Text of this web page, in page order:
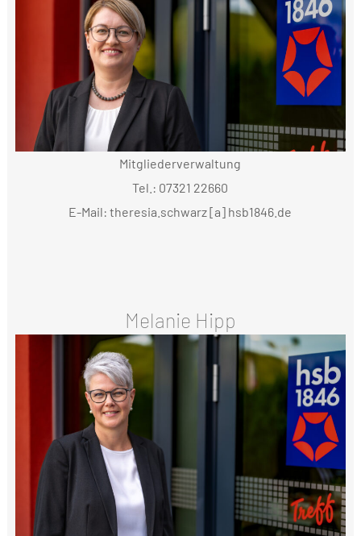
Mitgliederverwaltung
Tel.: 07321 22660
E-Mail: theresia.schwarz [a] hsb1846.de
Melanie Hipp